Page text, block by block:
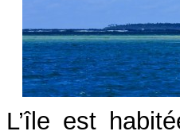
L’île est